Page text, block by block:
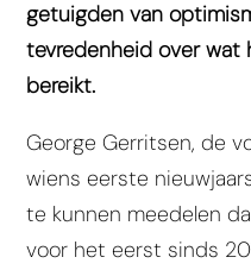
getuigden van
tevredenheid over wat
bereikt.
George Gerritsen, de
wiens eerste
te kunnen meedelen
voor het eerst sinds